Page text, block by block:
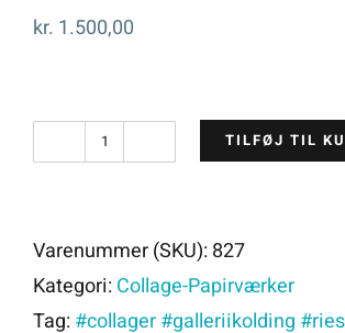
kr. 1.500,00
827
TILFØJ TIL
Varenummer (SKU):827
Kategori:Collage-Papirværker
Tag:#collager #galleriikolding